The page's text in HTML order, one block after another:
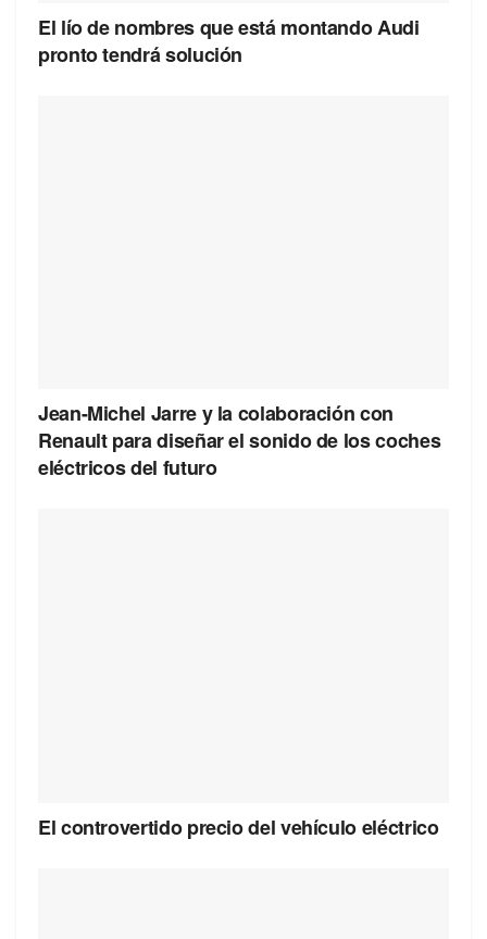
El lío de nombres que está montando Audi
pronto tendrá solución
Jean-Michel Jarre y la colaboración con
Renault para diseñar el sonido de los coches
eléctricos del futuro
El controvertido precio del vehículo eléctrico